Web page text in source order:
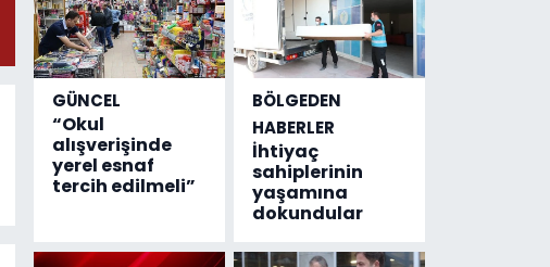
GÜNCEL
“Okul
alışverişinde
yerel esnaf
tercih edilmeli”
BÖLGEDEN
HABERLER
İhtiyaç
sahiplerinin
yaşamına
dokundular